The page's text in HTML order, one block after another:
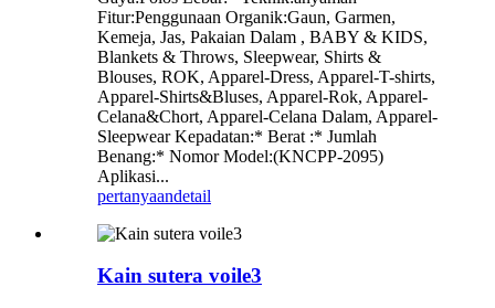
Fitur:Penggunaan Organik:Gaun, Garmen,
Kemeja, Jas, Pakaian Dalam , BABY & KIDS,
Blankets & Throws, Sleepwear, Shirts &
Blouses, ROK, Apparel-Dress, Apparel-T-shirts,
Apparel-Shirts&Bluses, Apparel-Rok, Apparel-
Celana&Chort, Apparel-Celana Dalam, Apparel-
Sleepwear Kepadatan:* Berat :* Jumlah
Benang:* Nomor Model:(KNCPP-2095)
Aplikasi...
pertanyaandetail
Kain sutera voile3